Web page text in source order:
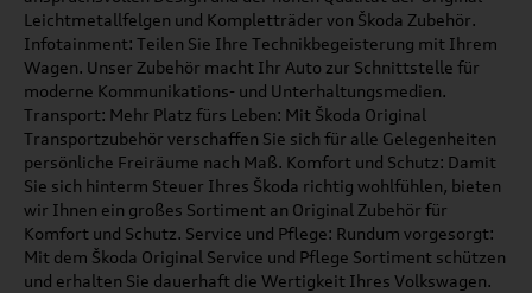
Leichtmetallfelgen und Kompletträder von Škoda Zubehör.
Infotainment: Teilen Sie Ihre Technikbegeisterung mit Ihrem
Wagen. Unser Zubehör macht Ihr Auto zur Schnittstelle für
moderne Kommunikations- und Unterhaltungsmedien.
Transport: Mehr Platz fürs Leben: Mit Škoda Original
Transportzubehör verschaffen Sie sich für alle Gelegenheiten
persönliche Freiräume nach Maß. Komfort und Schutz: Damit
Sie sich hinterm Steuer Ihres Škoda richtig wohlfühlen, bieten
wir Ihnen ein großes Sortiment an Original Zubehör für
Komfort und Schutz. Service und Pflege: Rundum vorgesorgt:
Mit dem Škoda Original Service und Pflege Sortiment schützen
und erhalten Sie dauerhaft die Wertigkeit Ihres Volkswagen.